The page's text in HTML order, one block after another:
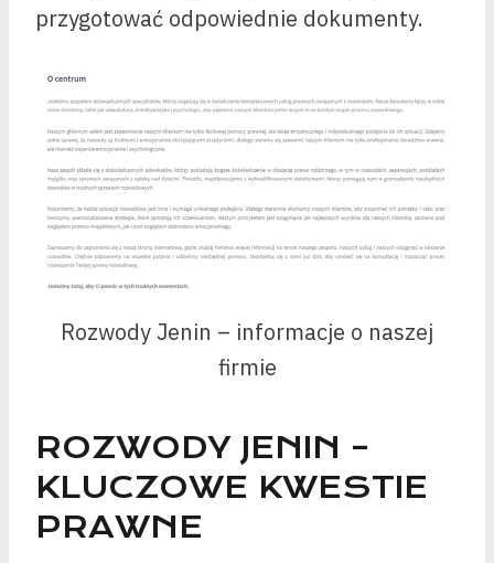
przygotować odpowiednie dokumenty.
Rozwody Jenin – informacje o naszej
firmie
ROZWODY JENIN –
KLUCZOWE KWESTIE
PRAWNE